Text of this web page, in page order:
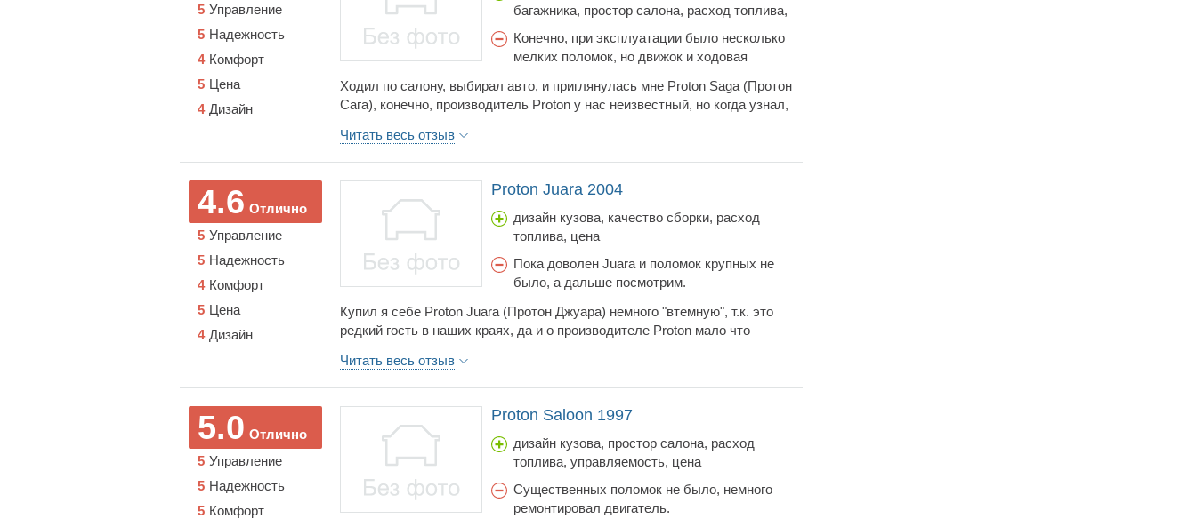
по трассе.
Управление
5
Надежность
5
Комфорт
4
Цена
5
Дизайн
4
багажника, простор салона, расход топлива,
Конечно, при эксплуатации было несколько
мелких поломок, но движок и ходовая
недавно и она еще на гарантии.
Ходил по салону, выбирал авто, и приглянулась мне Proton Saga (Протон
Сага), конечно, производитель Proton у нас неизвестный, но когда узнал,
достаточно много узлов и отдельных деталей Mitsubishi, все мои
сомнения пропали, да и цена мне понравилась. Конечно, внешне Proton
Saga выглядит немного угловатого, но внутри салон удобный. Багажник на
удивление большой, это оценят те, кому надо постоянно что-то
перевозить. Двигатель на ней стоит с механической коробкой передач на
1.3 или 1.5 л, поэтому в городе бензина ест немного.
Читать весь отзыв
Отлично
4.6
Управление
5
Надежность
5
Комфорт
4
Цена
5
Дизайн
4
Proton Juara 2004
дизайн кузова, качество сборки, расход
топлива, цена
Пока доволен Juara и поломок крупных не
было, а дальше посмотрим.
Купил я себе Proton Juara (Протон Джуара) немного "втемную", т.к. это
редкий гость в наших краях, да и о производителе Proton мало что
раз и подходила по всем параметрам, компактный четырехместный
переднеприводный минивэн, хотя салон немного маловат, зато очень
экономичная, что не удивительно для движка в 1,1 л. Конечно, больших
скоростей от нее ожидать не приходится, но для города самое оно. Да, и
приятный бонус, хотя машинка и недорогая, но ESP есть.
Читать весь отзыв
Отлично
5.0
Управление
5
Надежность
5
Комфорт
5
Proton Saloon 1997
дизайн кузова, простор салона, расход
топлива, управляемость, цена
Существенных поломок не было, немного
ремонтировал двигатель.